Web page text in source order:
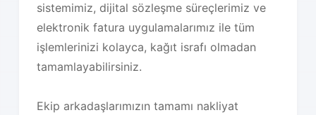
sistemimiz, dijital sözleşme süreçlerimiz ve
elektronik fatura uygulamalarımız ile tüm
işlemlerinizi kolayca, kağıt israfı olmadan
tamamlayabilirsiniz.
Ekip arkadaşlarımızın tamamı nakliyat